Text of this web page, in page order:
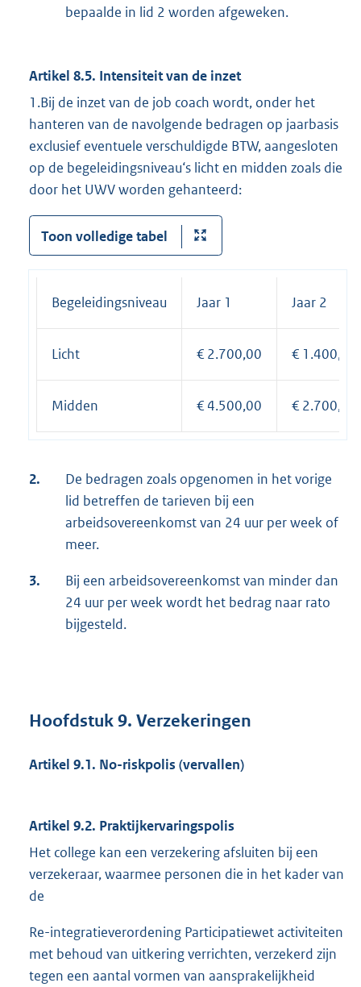
bepaalde in lid 2 worden afgeweken.
Artikel 8.5. Intensiteit van de inzet
1.Bij de inzet van de job coach wordt, onder het
hanteren van de navolgende bedragen op jaarbasis
exclusief eventuele verschuldigde BTW, aangesloten
op de begeleidingsniveau‘s licht en midden zoals die
door het UWV worden gehanteerd:
Toon volledige tabel
Begeleidingsniveau Jaar 1 Jaar 2
Licht € 2.700,00 € 1.400,00
Midden € 4.500,00 € 2.700,00
2.
De bedragen zoals opgenomen in het vorige
lid betreffen de tarieven bij een
arbeidsovereenkomst van 24 uur per week of
meer.
3.
Bij een arbeidsovereenkomst van minder dan
24 uur per week wordt het bedrag naar rato
bijgesteld.
Hoofdstuk 9. Verzekeringen
Artikel 9.1. No-riskpolis (vervallen)
Artikel 9.2. Praktijkervaringspolis
Het college kan een verzekering afsluiten bij een
verzekeraar, waarmee personen die in het kader van
de
Re-integratieverordening Participatiewet activiteiten
met behoud van uitkering verrichten, verzekerd zijn
tegen een aantal vormen van aansprakelijkheid